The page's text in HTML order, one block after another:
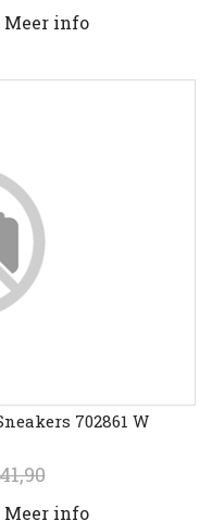
Meer info
702861 W
Meer info